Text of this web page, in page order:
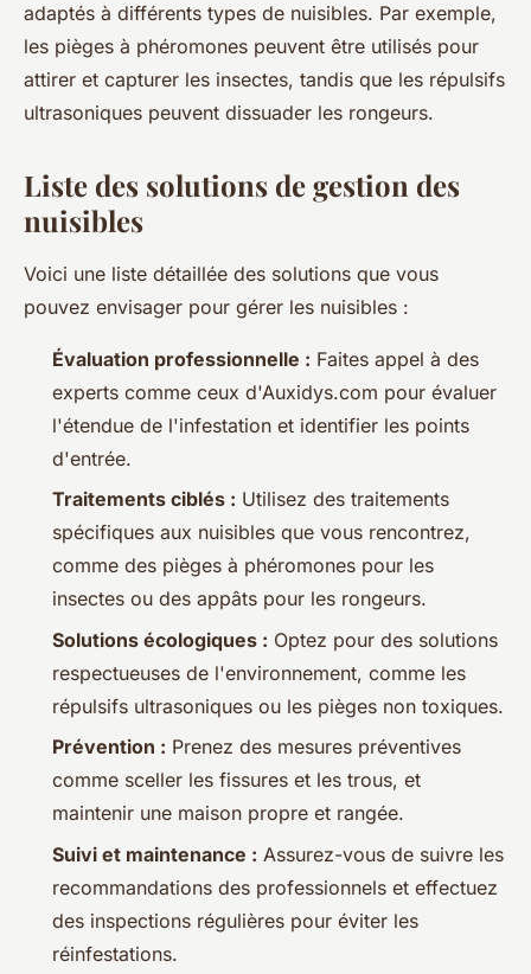
adaptés à différents types de nuisibles. Par exemple,
les pièges à phéromones peuvent être utilisés pour
attirer et capturer les insectes, tandis que les répulsifs
ultrasoniques peuvent dissuader les rongeurs.
Liste des solutions de gestion des
nuisibles
Voici une liste détaillée des solutions que vous
pouvez envisager pour gérer les nuisibles :
Évaluation professionnelle : Faites appel à des
experts comme ceux d'Auxidys.com pour évaluer
l'étendue de l'infestation et identifier les points
d'entrée.
Traitements ciblés : Utilisez des traitements
spécifiques aux nuisibles que vous rencontrez,
comme des pièges à phéromones pour les
insectes ou des appâts pour les rongeurs.
Solutions écologiques : Optez pour des solutions
respectueuses de l'environnement, comme les
répulsifs ultrasoniques ou les pièges non toxiques.
Prévention : Prenez des mesures préventives
comme sceller les fissures et les trous, et
maintenir une maison propre et rangée.
Suivi et maintenance : Assurez-vous de suivre les
recommandations des professionnels et effectuez
des inspections régulières pour éviter les
réinfestations.